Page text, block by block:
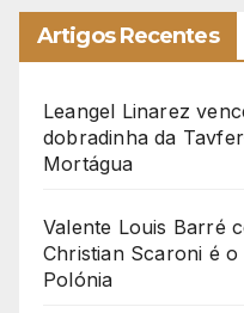
Artigos Recentes
Leangel Linarez
dobradinha da
Mortágua
Valente Louis Barré
Christian Scaroni é
Polónia